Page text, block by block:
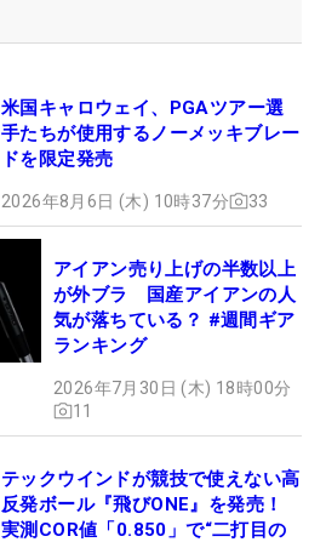
米国キャロウェイ、PGAツアー選
手たちが使用するノーメッキブレー
ドを限定発売
2026年8月6日 (木) 10時37分 33
アイアン売り上げの半数以上
が外ブラ 国産アイアンの人
気が落ちている？ #週間ギア
ランキング
2026年7月30日 (木) 18時00分
11
テックウインドが競技で使えない高
反発ボール『飛びONE』を発売！
実測COR値「0.850」で“二打目の